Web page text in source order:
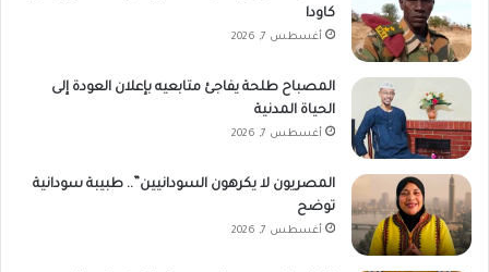
كاودا
أغسطس 7, 2026
المصباح طلحة يفاجئ متابعيه بإعلان العودة إلى
الحياة المدنية
أغسطس 7, 2026
المصريون لا يكرهون السودانيين”.. طبيبة سودانية
توضح
أغسطس 7, 2026